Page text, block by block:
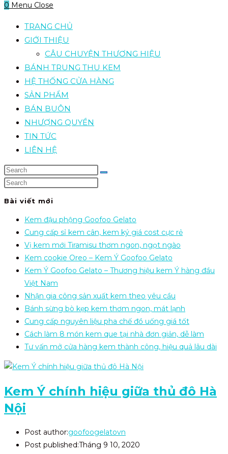
0 Menu Close
TRANG CHỦ
GIỚI THIỆU
CÂU CHUYỆN THƯƠNG HIỆU
BÁNH TRUNG THU KEM
HỆ THỐNG CỬA HÀNG
SẢN PHẨM
BÁN BUÔN
NHƯỢNG QUYỀN
TIN TỨC
LIÊN HỆ
Bài viết mới
Kem đậu phộng Goofoo Gelato
Cung cấp sỉ kem cân, kem ký giá cost cực rẻ
Vị kem mới Tiramisu thơm ngon, ngọt ngào
Kem cookie Oreo – Kem Ý Goofoo Gelato
Kem Ý Goofoo Gelato – Thương hiệu kem Ý hàng đầu
Việt Nam
Nhận gia công sản xuất kem theo yêu cầu
Bánh sừng bò kẹp kem thơm ngon, mát lạnh
Cung cấp nguyên liệu pha chế đồ uống giá tốt
Cách làm 8 món kem que tại nhà đơn giản, dễ làm
Tư vấn mở cửa hàng kem thành công, hiệu quả lâu dài
Kem Ý chính hiệu giữa thủ đô Hà
Nội
Post author:goofoogelatovn
Post published:Tháng 9 10, 2020